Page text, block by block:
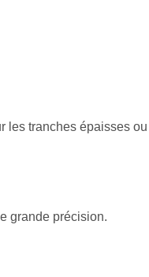
les tranches épaisses ou
grande précision.